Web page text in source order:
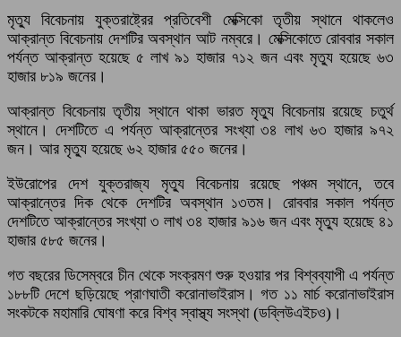
মৃত্যু বিবেচনায় যুক্তরাষ্ট্রের প্রতিবেশী মেক্সিকো তৃতীয় স্থানে থাকলেও
আক্রান্ত বিবেচনায় দেশটির অবস্থান আট নম্বরে। মেক্সিকোতে রোববার সকাল
পর্যন্ত আক্রান্ত হয়েছে ৫ লাখ ৯১ হাজার ৭১২ জন এবং মৃত্যু হয়েছে ৬৩
হাজার ৮১৯ জনের।
আক্রান্ত বিবেচনায় তৃতীয় স্থানে থাকা ভারত মৃত্যু বিবেচনায় রয়েছে চতুর্থ
স্থানে। দেশটিতে এ পর্যন্ত আক্রান্তের সংখ্যা ৩৪ লাখ ৬৩ হাজার ৯৭২
জন। আর মৃত্যু হয়েছে ৬২ হাজার ৫৫০ জনের।
ইউরোপের দেশ যুক্তরাজ্য মৃত্যু বিবেচনায় রয়েছে পঞ্চম স্থানে, তবে
আক্রান্তের দিক থেকে দেশটির অবস্থান ১৩তম। রোববার সকাল পর্যন্ত
দেশটিতে আক্রান্তের সংখ্যা ৩ লাখ ৩৪ হাজার ৯১৬ জন এবং মৃত্যু হয়েছে ৪১
হাজার ৫৮৫ জনের।
গত বছরের ডিসেম্বরে চীন থেকে সংক্রমণ শুরু হওয়ার পর বিশ্বব্যাপী এ পর্যন্ত
১৮৮টি দেশে ছড়িয়েছে প্রাণঘাতী করোনাভাইরাস। গত ১১ মার্চ করোনাভাইরাস
সংকটকে মহামারি ঘোষণা করে বিশ্ব স্বাস্থ্য সংস্থা (ডব্লিউএইচও)।